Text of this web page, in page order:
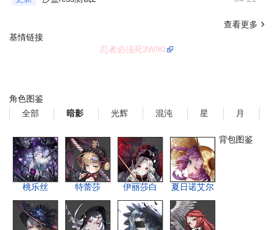
查看更多
基情链接
忍者必须死3WIKI
角色图鉴
全部
暗影 光辉 混沌 星 月
桃乐丝 特蕾莎 伊丽莎白 夏日诺艾尔
背包图鉴